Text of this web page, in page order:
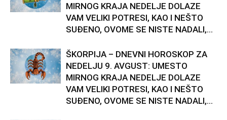
MIRNOG KRAJA NEDELJE DOLAZE
VAM VELIKI POTRESI, KAO I NEŠTO
SUĐENO, OVOME SE NISTE NADALI,...
ŠKORPIJA – DNEVNI HOROSKOP ZA
NEDELJU 9. AVGUST: UMESTO
MIRNOG KRAJA NEDELJE DOLAZE
VAM VELIKI POTRESI, KAO I NEŠTO
SUĐENO, OVOME SE NISTE NADALI,...